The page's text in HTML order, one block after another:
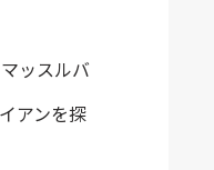
ッスルバ
アンを探